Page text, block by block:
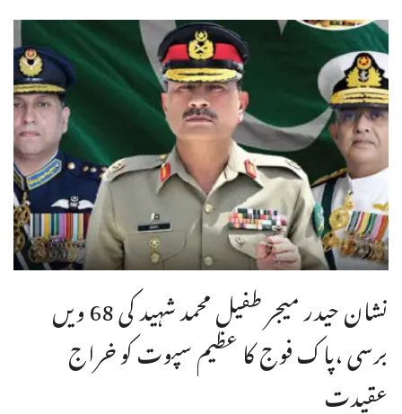
نشان حیدر میجر طفیل محمد شہید کی 68 ویں
برسی ،پاک فوج کا عظیم سپوت کو خراج
عقیدت